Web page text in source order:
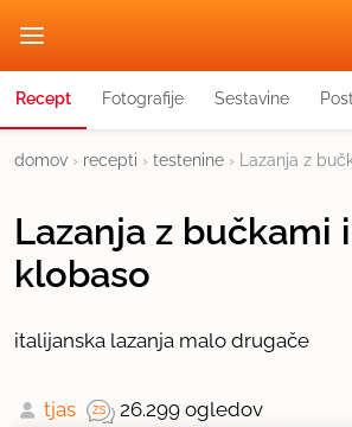
Recept Fotografije Sestavine
domov › recepti › testenine › Lazanja z
Lazanja z bučkami
klobaso
italijanska lazanja malo drugače
tjas 26.299 ogledov